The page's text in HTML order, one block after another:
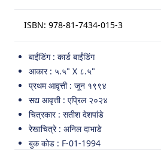
ISBN: 978-81-7434-015-3
बाईंडिंग : कार्ड बाईंडिंग
आकार : ५.५" X ८.५"
प्रथम आवृत्ती : जून १९९४
सद्य आवृत्ती : एप्रिल २०२४
चित्रकार : सतीश देशपांडे
रेखाचित्रे : अनिल दाभाडे
बुक कोड : F-01-1994